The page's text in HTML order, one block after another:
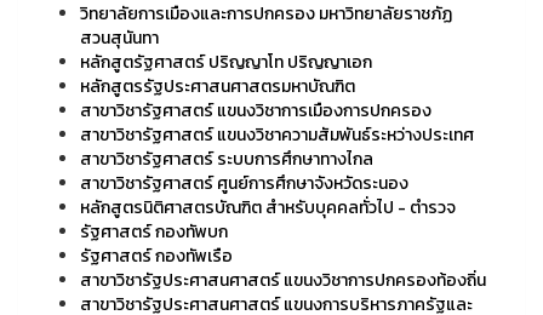
วิทยาลัยการเมืองและการปกครอง มหาวิทยาลัยราชภัฏ
สวนสุนันทา
หลักสูตรัฐศาสตร์ ปริญญาโท ปริญญาเอก
หลักสูตรรัฐประศาสนศาสตรมหาบัณฑิต
สาขาวิชารัฐศาสตร์ แขนงวิชาการเมืองการปกครอง
สาขาวิชารัฐศาสตร์ แขนงวิชาความสัมพันธ์ระหว่างประเทศ
สาขาวิชารัฐศาสตร์ ระบบการศึกษาทางไกล
สาขาวิชารัฐศาสตร์ ศูนย์การศึกษาจังหวัดระนอง
หลักสูตรนิติศาสตรบัณฑิต สำหรับบุคคลทั่วไป - ตำรวจ
รัฐศาสตร์ กองทัพบก
รัฐศาสตร์ กองทัพเรือ
สาขาวิชารัฐประศาสนศาสตร์ แขนงวิชาการปกครองท้องถิ่น
สาขาวิชารัฐประศาสนศาสตร์ แขนงการบริหารภาครัฐและ